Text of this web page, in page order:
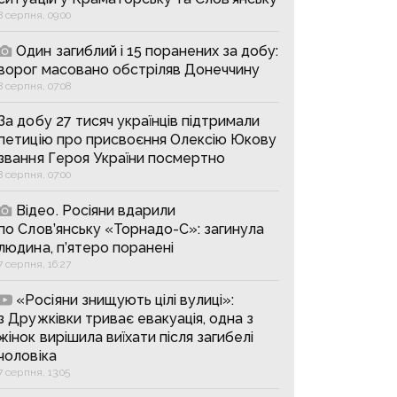
серпня, 09:00
Один загиблий і 15 поранених за добу:
масовано обстріляв Донеччину
серпня, 07:08
добу 27 тисяч українців підтримали
про присвоєння Олексію Юкову
Героя України посмертно
серпня, 07:00
Відео. Росіяни вдарили
Слов’янську «Торнадо-С»: загинула
п’ятеро поранені
серпня, 16:27
«Росіяни знищують цілі вулиці»:
Дружківки триває евакуація, одна з
вирішила виїхати після загибелі
серпня, 13:05